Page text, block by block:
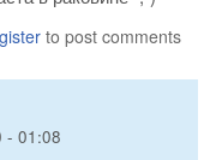
to post comments
- 01:08